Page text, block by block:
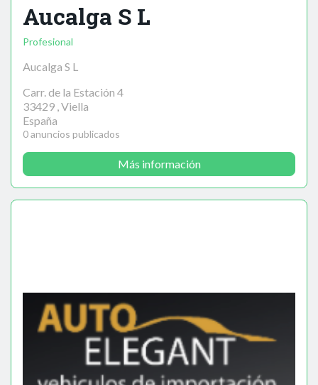
Aucalga S L
Profesional
Aucalga S L
Carr. de la Estación 4
33429 , Viella
España
0 anuncios publicados
Más información